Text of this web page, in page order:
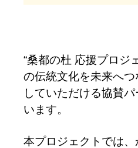
“桑都の杜 応援プロジ
の伝統文化を未来へ
していただける協賛
います。
本プロジェクトでは、